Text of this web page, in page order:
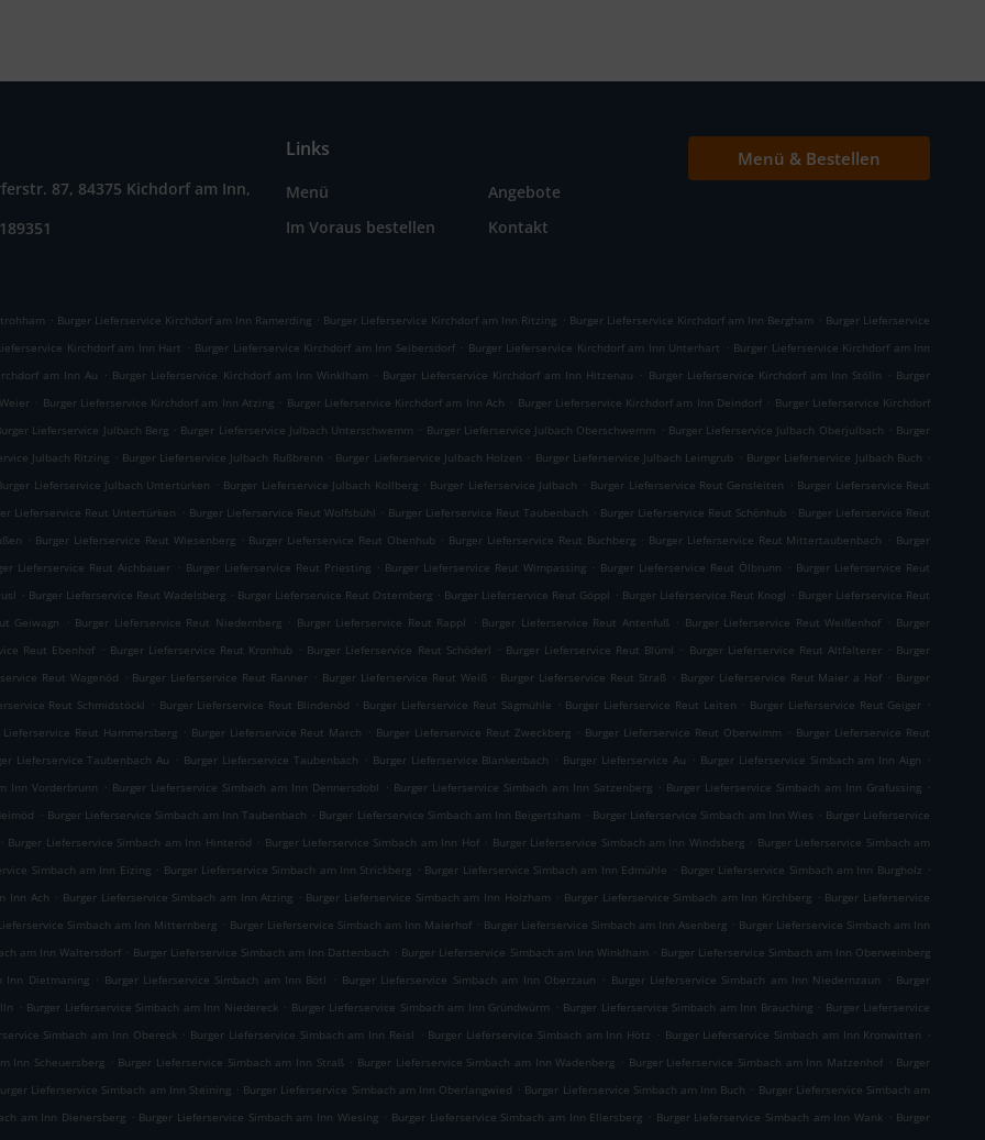
87, 84375 Kichdorf am Inn,
Links
Menü
Angebote
Im Voraus bestellen
Kontakt
Menü & Bestellen
. Burger Lieferservice Kirchdorf am Inn Ramerding . Burger Lieferservice Kirchdorf am Inn Ritzing . Burger Lieferservice Kirchdorf am Inn Bergham . Burger Lieferservice
Kirchdorf am Inn Hart . Burger Lieferservice Kirchdorf am Inn Seibersdorf . Burger Lieferservice Kirchdorf am Inn Unterhart . Burger Lieferservice Kirchdorf am Inn
am Inn Au . Burger Lieferservice Kirchdorf am Inn Winklham . Burger Lieferservice Kirchdorf am Inn Hitzenau . Burger Lieferservice Kirchdorf am Inn Stölln . Burger
. Burger Lieferservice Kirchdorf am Inn Atzing . Burger Lieferservice Kirchdorf am Inn Ach . Burger Lieferservice Kirchdorf am Inn Deindorf . Burger Lieferservice Kirchdorf
Lieferservice Julbach Berg . Burger Lieferservice Julbach Unterschwemm . Burger Lieferservice Julbach Oberschwemm . Burger Lieferservice Julbach Oberjulbach . Burger
Julbach Ritzing . Burger Lieferservice Julbach Rußbrenn . Burger Lieferservice Julbach Holzen . Burger Lieferservice Julbach Leimgrub . Burger Lieferservice Julbach Buch .
Lieferservice Julbach Untertürken . Burger Lieferservice Julbach Kollberg . Burger Lieferservice Julbach . Burger Lieferservice Reut Gensleiten . Burger Lieferservice Reut
Lieferservice Reut Untertürken . Burger Lieferservice Reut Wolfsbühl . Burger Lieferservice Reut Taubenbach . Burger Lieferservice Reut Schönhub . Burger Lieferservice Reut
. Burger Lieferservice Reut Wiesenberg . Burger Lieferservice Reut Obenhub . Burger Lieferservice Reut Buchberg . Burger Lieferservice Reut Mittertaubenbach . Burger
Lieferservice Reut Aichbauer . Burger Lieferservice Reut Priesting . Burger Lieferservice Reut Wimpassing . Burger Lieferservice Reut Ölbrunn . Burger Lieferservice Reut
. Burger Lieferservice Reut Wadelsberg . Burger Lieferservice Reut Osternberg . Burger Lieferservice Reut Göppl . Burger Lieferservice Reut Knogl . Burger Lieferservice Reut
Geiwagn . Burger Lieferservice Reut Niedernberg . Burger Lieferservice Reut Rappl . Burger Lieferservice Reut Antenfuß . Burger Lieferservice Reut Weißenhof . Burger
Reut Ebenhof . Burger Lieferservice Reut Kronhub . Burger Lieferservice Reut Schöderl . Burger Lieferservice Reut Blüml . Burger Lieferservice Reut Altfalterer . Burger
Reut Wagenöd . Burger Lieferservice Reut Ranner . Burger Lieferservice Reut Weiß . Burger Lieferservice Reut Straß . Burger Lieferservice Reut Maier a Hof . Burger
Reut Schmidstöckl . Burger Lieferservice Reut Blindenöd . Burger Lieferservice Reut Sägmühle . Burger Lieferservice Reut Leiten . Burger Lieferservice Reut Geiger .
Lieferservice Reut Hammersberg . Burger Lieferservice Reut March . Burger Lieferservice Reut Zweckberg . Burger Lieferservice Reut Oberwimm . Burger Lieferservice Reut
Lieferservice Taubenbach Au . Burger Lieferservice Taubenbach . Burger Lieferservice Blankenbach . Burger Lieferservice Au . Burger Lieferservice Simbach am Inn Aign .
Inn Vorderbrunn . Burger Lieferservice Simbach am Inn Dennersdobl . Burger Lieferservice Simbach am Inn Satzenberg . Burger Lieferservice Simbach am Inn Grafussing .
. Burger Lieferservice Simbach am Inn Taubenbach . Burger Lieferservice Simbach am Inn Beigertsham . Burger Lieferservice Simbach am Inn Wies . Burger Lieferservice
. Burger Lieferservice Simbach am Inn Hinteröd . Burger Lieferservice Simbach am Inn Hof . Burger Lieferservice Simbach am Inn Windsberg . Burger Lieferservice Simbach am
Simbach am Inn Eizing . Burger Lieferservice Simbach am Inn Strickberg . Burger Lieferservice Simbach am Inn Edmühle . Burger Lieferservice Simbach am Inn Burgholz .
Inn Ach . Burger Lieferservice Simbach am Inn Atzing . Burger Lieferservice Simbach am Inn Holzham . Burger Lieferservice Simbach am Inn Kirchberg . Burger Lieferservice
Simbach am Inn Mitternberg . Burger Lieferservice Simbach am Inn Maierhof . Burger Lieferservice Simbach am Inn Asenberg . Burger Lieferservice Simbach am Inn
am Inn Waltersdorf . Burger Lieferservice Simbach am Inn Dattenbach . Burger Lieferservice Simbach am Inn Winklham . Burger Lieferservice Simbach am Inn Oberweinberg
Inn Dietmaning . Burger Lieferservice Simbach am Inn Bötl . Burger Lieferservice Simbach am Inn Oberzaun . Burger Lieferservice Simbach am Inn Niedernzaun . Burger
. Burger Lieferservice Simbach am Inn Niedereck . Burger Lieferservice Simbach am Inn Gründwürm . Burger Lieferservice Simbach am Inn Brauching . Burger Lieferservice
Simbach am Inn Obereck . Burger Lieferservice Simbach am Inn Reisl . Burger Lieferservice Simbach am Inn Hötz . Burger Lieferservice Simbach am Inn Kronwitten .
Inn Scheuersberg . Burger Lieferservice Simbach am Inn Straß . Burger Lieferservice Simbach am Inn Wadenberg . Burger Lieferservice Simbach am Inn Matzenhof . Burger
Lieferservice Simbach am Inn Steining . Burger Lieferservice Simbach am Inn Oberlangwied . Burger Lieferservice Simbach am Inn Buch . Burger Lieferservice Simbach am
am Inn Dienersberg . Burger Lieferservice Simbach am Inn Wiesing . Burger Lieferservice Simbach am Inn Ellersberg . Burger Lieferservice Simbach am Inn Wank . Burger